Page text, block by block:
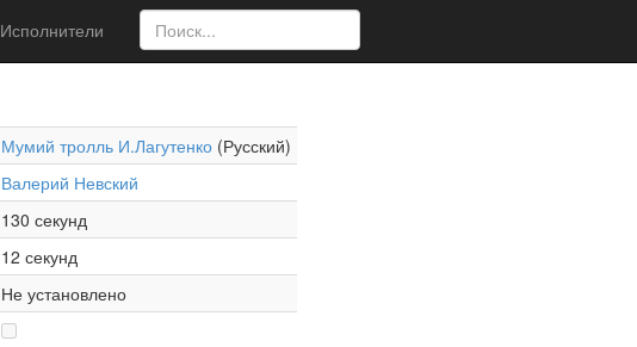
Исполнители
Мумий тролль И.Лагутенко (Русский)
Валерий Невский
130 секунд
12 секунд
Не установлено